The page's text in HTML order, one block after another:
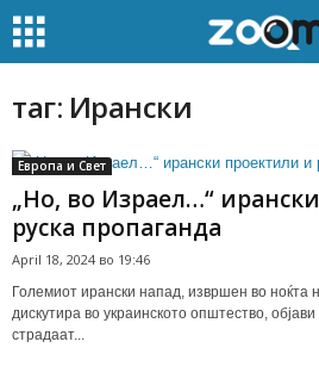
таг: Ирански
Европа и Свет
„Но, во Израел…“
руска пропаганда
April 18, 2024 во 19:46
Големиот ирански напад, извршен во ноќта
дискутира во украинското општество,
страдаат...